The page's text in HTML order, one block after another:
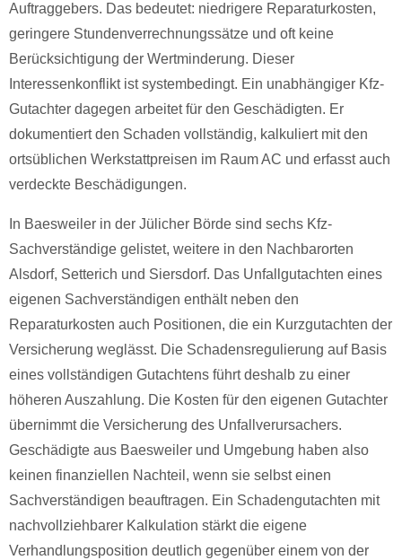
Auftraggebers. Das bedeutet: niedrigere Reparaturkosten,
geringere Stundenverrechnungssätze und oft keine
Berücksichtigung der Wertminderung. Dieser
Interessenkonflikt ist systembedingt. Ein unabhängiger Kfz-
Gutachter dagegen arbeitet für den Geschädigten. Er
dokumentiert den Schaden vollständig, kalkuliert mit den
ortsüblichen Werkstattpreisen im Raum AC und erfasst auch
verdeckte Beschädigungen.
In Baesweiler in der Jülicher Börde sind sechs Kfz-
Sachverständige gelistet, weitere in den Nachbarorten
Alsdorf, Setterich und Siersdorf. Das Unfallgutachten eines
eigenen Sachverständigen enthält neben den
Reparaturkosten auch Positionen, die ein Kurzgutachten der
Versicherung weglässt. Die Schadensregulierung auf Basis
eines vollständigen Gutachtens führt deshalb zu einer
höheren Auszahlung. Die Kosten für den eigenen Gutachter
übernimmt die Versicherung des Unfallverursachers.
Geschädigte aus Baesweiler und Umgebung haben also
keinen finanziellen Nachteil, wenn sie selbst einen
Sachverständigen beauftragen. Ein Schadengutachten mit
nachvollziehbarer Kalkulation stärkt die eigene
Verhandlungsposition deutlich gegenüber einem von der